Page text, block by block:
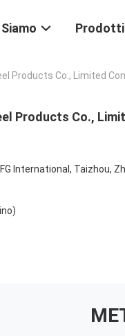
Prodotti
Products Co., Limited
Products Co.,
International, Taizhou,